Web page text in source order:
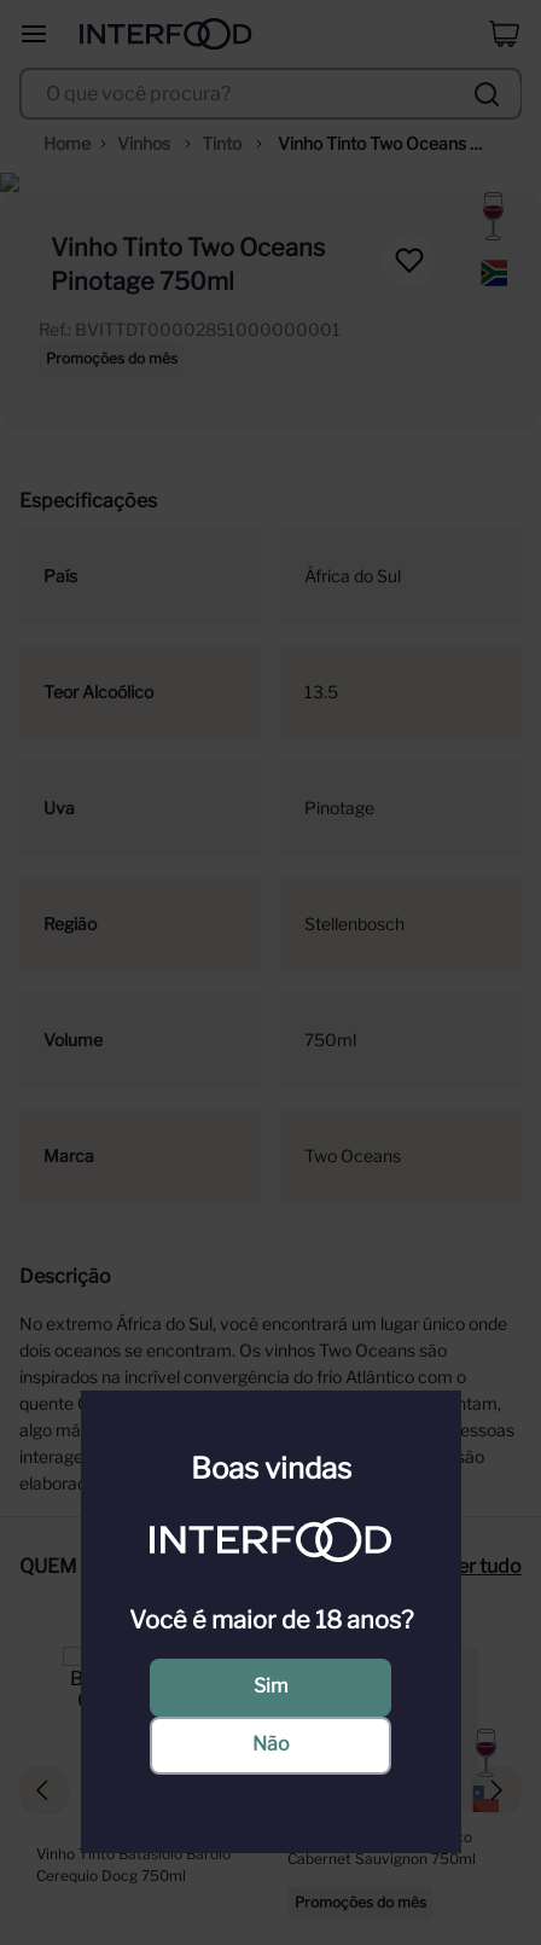
O que você procura?
Vinhos Tinto
Vinho Tinto Two Oceans
Vinho Tinto Two Oceans
Pinotage 750ml
Ref. : BVITTDT00002851000000001
Promoções do mês
Especificações
País África do Sul
Teor Alcoólico 13.5
Uva Pinotage
Região Stellenbosch
Volume 750ml
Marca Two Oceans
Descrição
No extremo África do Sul, você encontrará um lugar único onde
dois oceanos se encontram. Os vinhos Two Oceans são
inspirados na incrível convergência do frio Atlântico com o
quente Oceano índico. Quando os elementos certos se juntam,
algo mágico acontece: O riso espontâneo enche o ar, as pessoas
interagem e o duro torna-se fácil. Os vinhos Two Oceans são
elaborados para refrescar o paladar e a alma.
QUEM COMPROU, COMPROU TAMBÉM Ver tudo
Vinho Tinto Batasiolo Barolo
Cerequio Docg 750ml
Vinho Tinto B-Liv Orgânico
Cabernet Sauvignon 750ml
Promoções do mês
Boas vindas
Você é maior de 18 anos?
Sim
Não
º duff
corpus astral
10ºselección